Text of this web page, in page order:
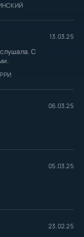
13.03.25
С
06.03.25
05.03.25
23.02.25